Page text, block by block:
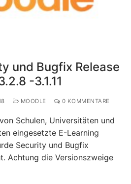
und Bugfix Release
-3.1.11
MOODLE 0 KOMMENTARE
Schulen, Universitäten und
eingesetzte E-Learning
Security und Bugfix
Achtung die Versionszweige